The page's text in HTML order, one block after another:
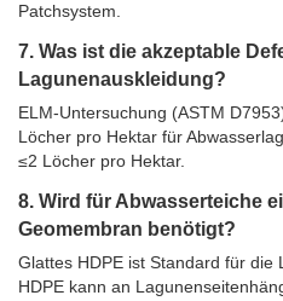
Patchsystem.
7. Was ist die akzeptable
Lagunenauskleidung?
ELM-Untersuchung (ASTM
Löcher pro Hektar für
≤2 Löcher pro Hektar.
8. Wird für Abwasserteiche
Geomembran benötigt?
Glattes HDPE ist Standard für die
HDPE kann an